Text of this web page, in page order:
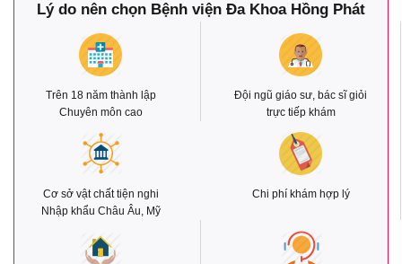
Lý do nên chọn Bệnh viện Đa Khoa Hồng Phát
Trên 18 năm thành lập
Chuyên môn cao
Đội ngũ giáo sư, bác sĩ giỏi
trực tiếp khám
Cơ sở vật chất tiện nghi
Nhập khẩu Châu Âu, Mỹ
Chi phí khám hợp lý